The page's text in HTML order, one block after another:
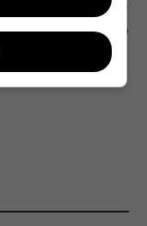
Следующий пост
НАДЕЕМСЯ, ЧТО
ФУТБОЛОМ»